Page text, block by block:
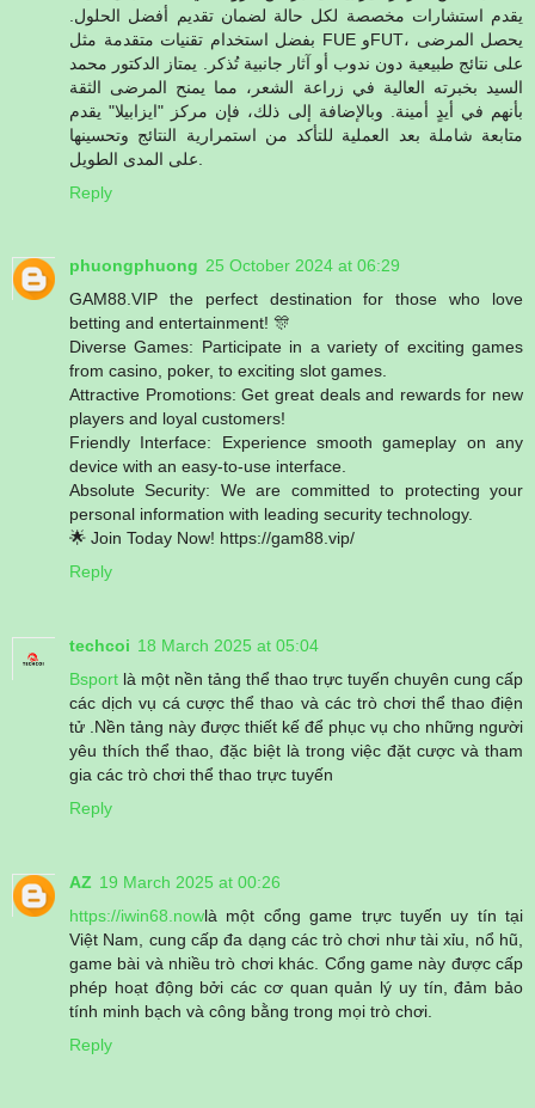
يقدم استشارات مخصصة لكل حالة لضمان تقديم أفضل الحلول.
بفضل استخدام تقنيات متقدمة مثل FUE وFUT، يحصل المرضى
على نتائج طبيعية دون ندوب أو آثار جانبية تُذكر. يمتاز الدكتور محمد
السيد بخبرته العالية في زراعة الشعر، مما يمنح المرضى الثقة
بأنهم في أيدٍ أمينة. وبالإضافة إلى ذلك، فإن مركز "ايزابيلا" يقدم
متابعة شاملة بعد العملية للتأكد من استمرارية النتائج وتحسينها
Reply
phuongphuong 25 October 2024 at 06:29
GAM88.VIP the perfect destination for those who love
betting and entertainment! 🎊
Diverse Games: Participate in a variety of exciting games
from casino, poker, to exciting slot games.
Attractive Promotions: Get great deals and rewards for new
players and loyal customers!
Friendly Interface: Experience smooth gameplay on any
device with an easy-to-use interface.
Absolute Security: We are committed to protecting your
personal information with leading security technology.
🌟 Join Today Now! https://gam88.vip/
Reply
techcoi 18 March 2025 at 05:04
Bsport là một nền tảng thể thao trực tuyến chuyên cung cấp
các dịch vụ cá cược thể thao và các trò chơi thể thao điện
tử .Nền tảng này được thiết kế để phục vụ cho những người
yêu thích thể thao, đặc biệt là trong việc đặt cược và tham
gia các trò chơi thể thao trực tuyến
Reply
AZ 19 March 2025 at 00:26
https://iwin68.nowlà một cổng game trực tuyến uy tín tại
Việt Nam, cung cấp đa dạng các trò chơi như tài xỉu, nổ hũ,
game bài và nhiều trò chơi khác. Cổng game này được cấp
phép hoạt động bởi các cơ quan quản lý uy tín, đảm bảo
tính minh bạch và công bằng trong mọi trò chơi.
Reply